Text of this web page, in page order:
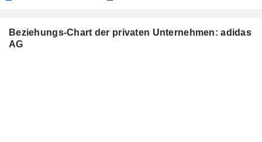
WACKER CHEMIE AG
Harald Sikorski
Beziehungs-Chart der privaten Unternehmen: adidas
AG